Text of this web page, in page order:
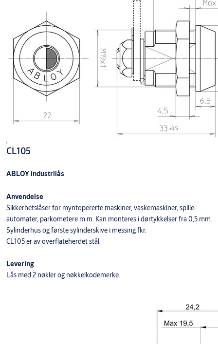
CL105
ABLOY industrilås
Anvendelse
Sikkerhetslåser for myntopererte maskiner, vaskemaskiner, spille-
automater, parkometere m.m. Kan monteres i dørtykkelser fra 0,5 mm.
Sylinderhus og første sylinderskive i messing fkr.
CL105 er av overflateherdet stål.
Levering
Lås med 2 nøkler og nøkkelkodemerke.